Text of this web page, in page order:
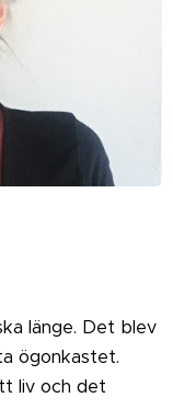
länge. Det blev
ögonkastet.
liv och det